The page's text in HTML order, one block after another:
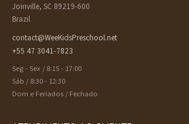
Joinville, SC 89219-600
Brazil
contact@WeeKidsPreschool.net
+55 47 3041-7823
Seg - Sex / 8:15 - 17:00
Sáb / 8:30 - 12:30
Dom e Feriados / Fechado